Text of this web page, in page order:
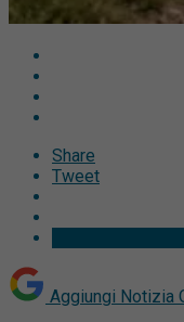
Share
Tweet
Aggiungi Notizia